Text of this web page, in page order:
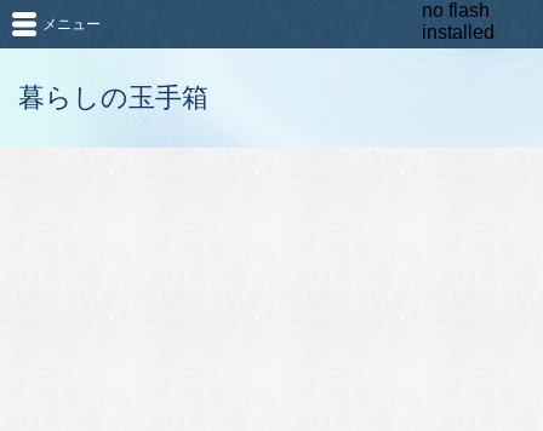
暮らしの玉手箱
メニュー
no flash
installed